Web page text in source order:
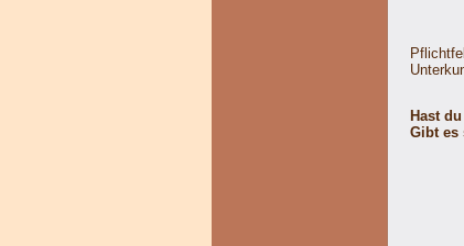
Hast
Gibt es